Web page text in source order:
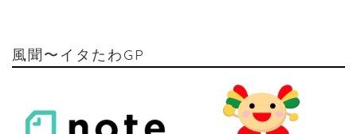
風聞〜イタたわGP